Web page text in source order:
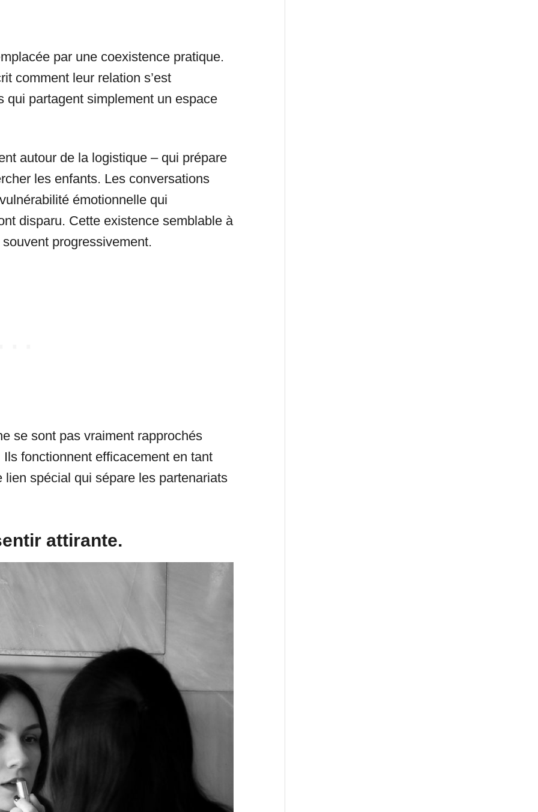
par une coexistence pratique.
comment leur relation s’est
qui partagent simplement un espace
autour de la logistique – qui prépare
les enfants. Les conversations
émotionnelle qui
disparu. Cette existence semblable à
progressivement.
se sont pas vraiment rapprochés
fonctionnent efficacement en tant
spécial qui sépare les partenariats
attirante.